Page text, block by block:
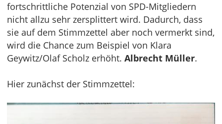
fortschrittliche Potenzial von SPD-Mitgliedern
nicht allzu sehr zersplittert wird. Dadurch, dass
sie auf dem Stimmzettel aber noch vermerkt sind,
wird die Chance zum Beispiel von Klara
Geywitz/Olaf Scholz erhöht. Albrecht Müller.
Hier zunächst der Stimmzettel: